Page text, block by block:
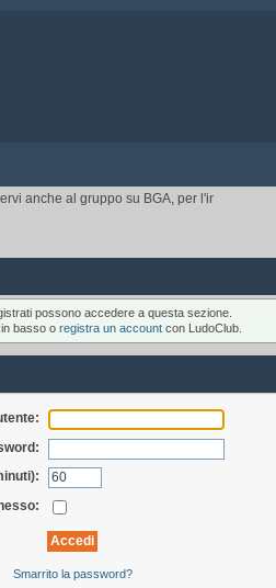
anche al gruppo su BGA, per l'invito ai tornei.
possono accedere a questa sezione.
basso o registra un accountcon LudoClub.
Smarrito la password?